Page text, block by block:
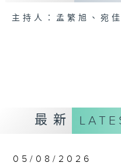
主持人：孟繁旭、宛佳
最新
05/08/2026